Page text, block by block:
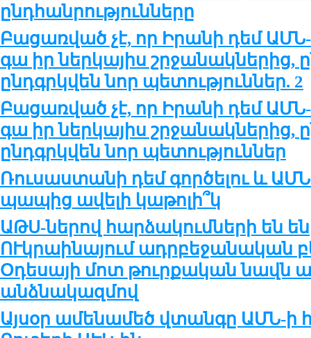
ընդհանրությունները
Բացառված չէ, որ Իրանի դեմ
գա իր ներկայիս շրջանակներից,
ընդգրկվեն նոր պետություններ. 2
Բացառված չէ, որ Իրանի դեմ
գա իր ներկայիս շրջանակներից,
ընդգրկվեն նոր պետություններ
Ռուսաստանի դեմ գործելու և
պապից ավելի կաթոլի՞կ
ԱԹՍ-ներով հարձակումների են
ՈՒկրաինայում ադրբեջանական
Օդեսայի մոտ թուրքական նավն
անձնակազմով
Այսօր ամենամեծ վտանգը ԱՄՆ-ի